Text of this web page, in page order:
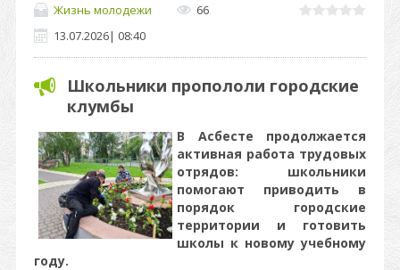
Жизнь молодежи
66
13.07.2026| 08:40
Школьники пропололи городские
клумбы
В Асбесте продолжается
активная работа трудовых
отрядов: школьники
помогают приводить в
порядок городские
территории и готовить
школы к новому учебному
году.